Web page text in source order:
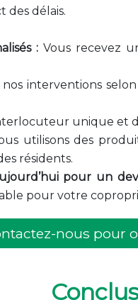
des délais.
: Vous recevez
interventions
unique et
utilisons des
résidents.
pour un
pour votre
nous pour